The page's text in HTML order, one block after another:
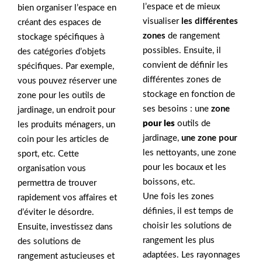
bien organiser l’espace en
créant des espaces de
stockage spécifiques à
des catégories d’objets
spécifiques. Par exemple,
vous pouvez réserver une
zone pour les outils de
jardinage, un endroit pour
les produits ménagers, un
coin pour les articles de
sport, etc. Cette
organisation vous
permettra de trouver
rapidement vos affaires et
d’éviter le désordre.
Ensuite, investissez dans
des solutions de
rangement astucieuses et
l’espace et de mieux
visualiser les différentes
zones de rangement
possibles. Ensuite, il
convient de définir les
différentes zones de
stockage en fonction de
ses besoins : une zone
pour les outils de
jardinage, une zone pour
les nettoyants, une zone
pour les bocaux et les
boissons, etc.
Une fois les zones
définies, il est temps de
choisir les solutions de
rangement les plus
adaptées. Les rayonnages